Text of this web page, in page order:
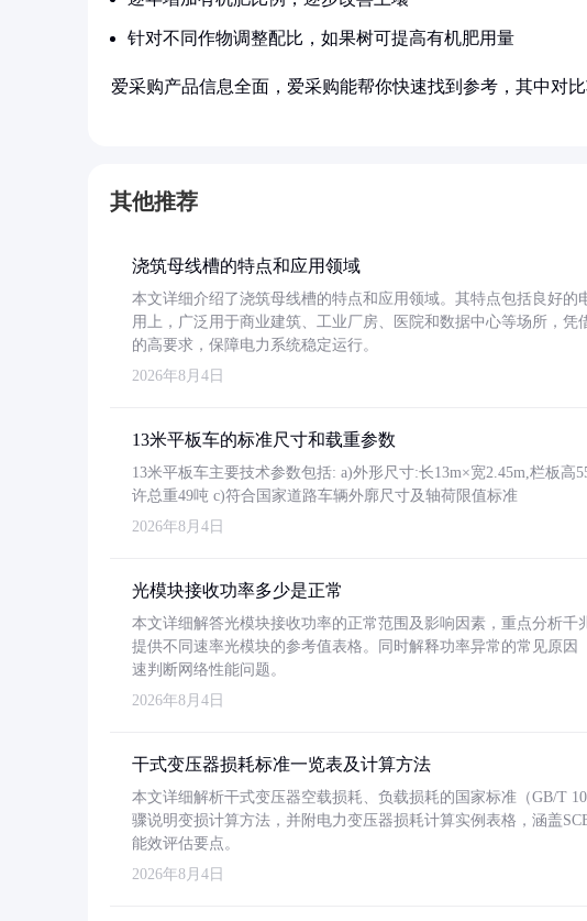
针对不同作物调整配比，如果树可提高有机肥用量
爱采购产品信息全面，爱采购能帮你快速找到参考，其中对
其他推荐
浇筑母线槽的特点和应用领域
本文详细介绍了浇筑母线槽的特点和应用领域。其特点包括良好的
用上，广泛用于商业建筑、工业厂房、医院和数据中心等场所，凭
的高要求，保障电力系统稳定运行。
2026年8月4日
13米平板车的标准尺寸和载重参数
13米平板车主要技术参数包括: a)外形尺寸:长13m×宽2.45m,栏板高
许总重49吨 c)符合国家道路车辆外廓尺寸及轴荷限值标准
2026年8月4日
光模块接收功率多少是正常
本文详细解答光模块接收功率的正常范围及影响因素，重点分析千
提供不同速率光模块的参考值表格。同时解释功率异常的常见原
速判断网络性能问题。
2026年8月4日
干式变压器损耗标准一览表及计算方法
本文详细解析干式变压器空载损耗、负载损耗的国家标准（GB/T
骤说明变损计算方法，并附电力变压器损耗计算实例表格，涵盖
能效评估要点。
2026年8月4日